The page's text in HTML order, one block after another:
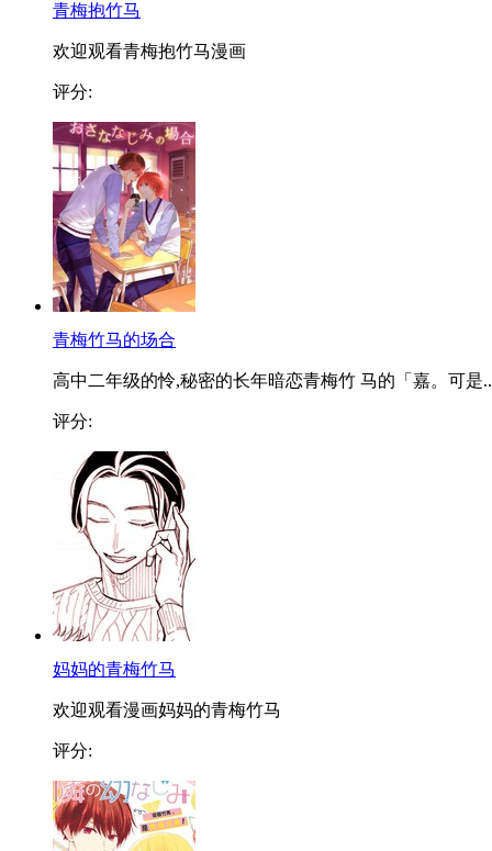
青梅抱竹马
欢迎观看青梅抱竹马漫画
评分:
青梅竹马的场合
高中二年级的怜,秘密的长年暗恋青梅竹 马的「嘉。可是
评分:
妈妈的青梅竹马
欢迎观看漫画妈妈的青梅竹马
评分: